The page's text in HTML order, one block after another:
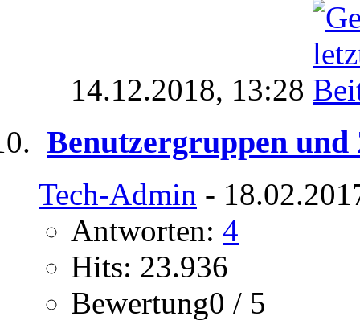
14.12.2018, 13:28
Benutzergruppen
Tech-Admin -
Antworten: 4
Hits: 23.936
Bewertung0 / 5